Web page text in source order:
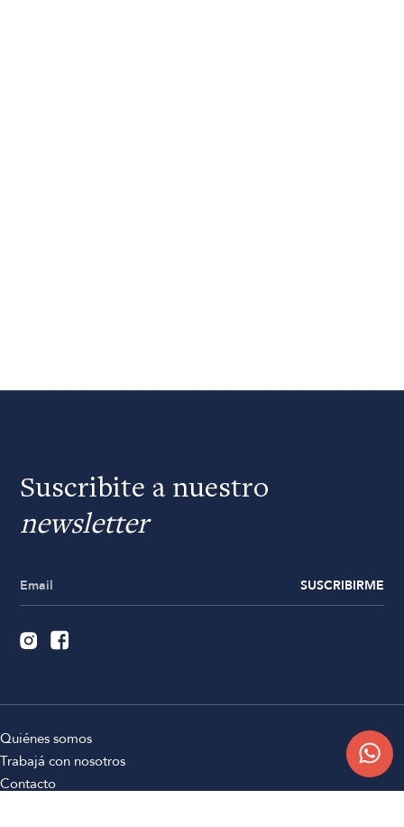
Suscribite a nuestro
newsletter
SUSCRIBIRME
Quiénes somos
Trabajá con nosotros
Contacto